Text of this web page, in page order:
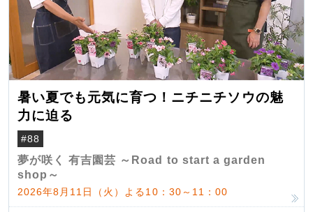
暑い夏でも元気に育つ！ニチニチソウの魅
力に迫る
#88
夢が咲く 有吉園芸 ～Road to start a garden
shop～
2026年8月11日（火）よる10：30～11：00